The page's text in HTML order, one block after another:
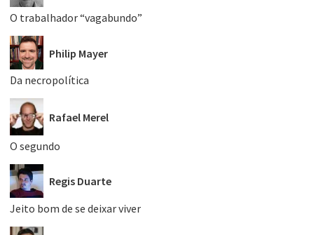
O trabalhador “vagabundo”
Philip Mayer
Da necropolítica
Rafael Merel
O segundo
Regis Duarte
Jeito bom de se deixar viver